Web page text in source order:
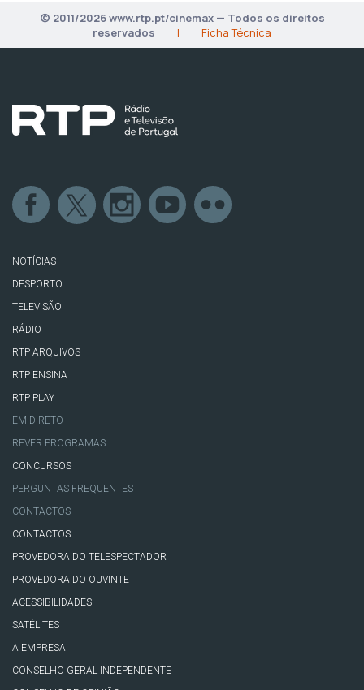
© 2011/2026 www.rtp.pt/cinemax — Todos os direitos
reservados
| Ficha Técnica
NOTÍCIAS
DESPORTO
TELEVISÃO
RÁDIO
RTP ARQUIVOS
RTP ENSINA
RTP PLAY
EM DIRETO
REVER PROGRAMAS
CONCURSOS
PERGUNTAS FREQUENTES
CONTACTOS
CONTACTOS
PROVEDORA DO TELESPECTADOR
PROVEDORA DO OUVINTE
ACESSIBILIDADES
SATÉLITES
A EMPRESA
CONSELHO GERAL INDEPENDENTE